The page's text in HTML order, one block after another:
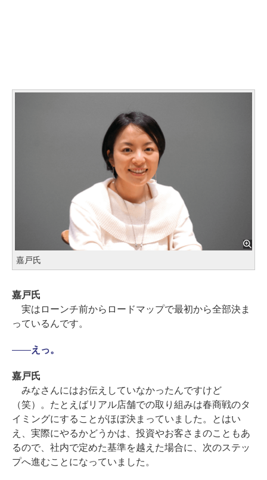
嘉戸氏
嘉戸氏
実はローンチ前からロードマップで最初から全部決ま
っているんです。
――えっ。
嘉戸氏
みなさんにはお伝えしていなかったんですけど
（笑）。たとえばリアル店舗での取り組みは春商戦のタ
イミングにすることがほぼ決まっていました。とはい
え、実際にやるかどうかは、投資やお客さまのこともあ
るので、社内で定めた基準を越えた場合に、次のステッ
プへ進むことになっていました。